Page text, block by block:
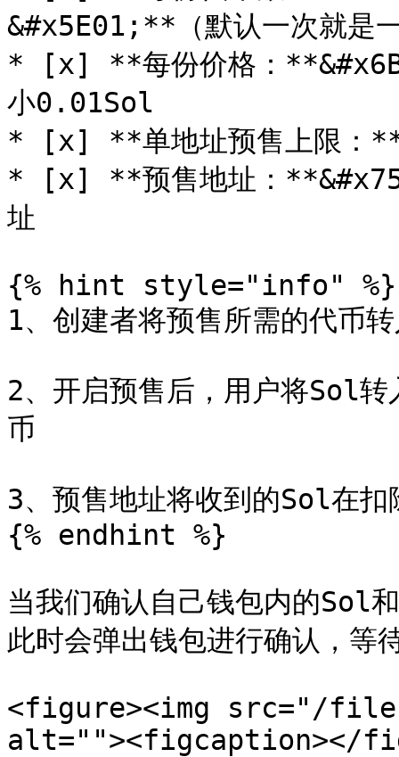
&#x5E01;**（默认一次就是
* [x] **每份价格：
小0.01Sol
* [x] **单地址预售上限：**
* [x] **预售地址：
址
{% hint style="info" %}
1、创建者将预售所需的代币
2、开启预售后，用户将Sol转
币
3、预售地址将收到的Sol在
{% endhint %}
当我们确认自己钱包内的Sol
此时会弹出钱包进行确认，等
<figure><img src="/files/
alt=""><figcaption></